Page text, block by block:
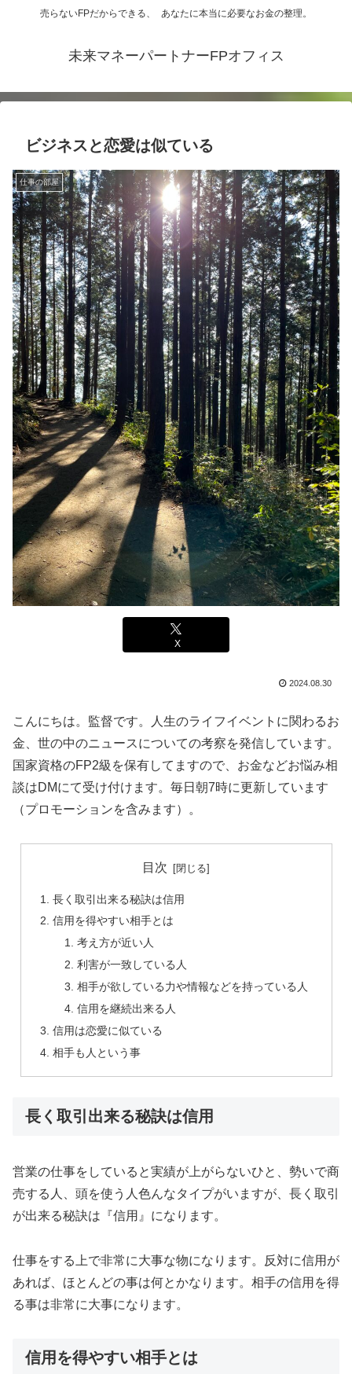
売らないFPだからできる、 あなたに本当に必要なお金の整理。
未来マネーパートナーFPオフィス
ビジネスと恋愛は似ている
仕事の部屋
X
2024.08.30
こんにちは。監督です。人生のライフイベントに関わるお
金、世の中のニュースについての考察を発信しています。
国家資格のFP2級を保有してますので、お金などお悩み相
談はDMにて受け付けます。毎日朝7時に更新しています
（プロモーションを含みます）。
目次
長く取引出来る秘訣は信用
信用を得やすい相手とは
考え方が近い人
利害が一致している人
相手が欲している力や情報などを持っている人
信用を継続出来る人
信用は恋愛に似ている
相手も人という事
長く取引出来る秘訣は信用
営業の仕事をしていると実績が上がらないひと、勢いで商
売する人、頭を使う人色んなタイプがいますが、長く取引
が出来る秘訣は『信用』になります。
仕事をする上で非常に大事な物になります。反対に信用が
あれば、ほとんどの事は何とかなります。相手の信用を得
る事は非常に大事になります。
信用を得やすい相手とは